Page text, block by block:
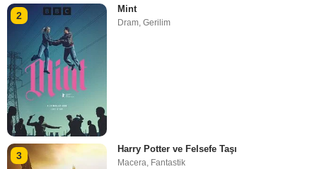
2
Mint
Dram,Gerilim
3
Harry Potter ve Felsefe Taşı
Macera, Fantastik